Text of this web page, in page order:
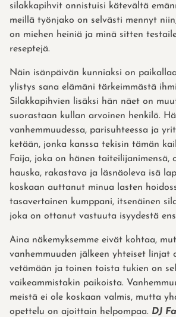
silakkapihvit onnistuisi kätevältä
meillä työnjako on selvästi mennyt
on miehen heiniä ja minä sitten
reseptejä.
Näin isänpäivän kunniaksi on
ylistys sana elämäni tärkeimmästä
Silakkapihvien lisäksi hän näet on
suorastaan kullan arvoinen henkilö.
vanhemmuudessa, parisuhteessa ja
ketään, jonka kanssa tekisin tämän
Faija, joka on hänen taiteilijanimensä,
hauska, rakastava ja läsnäoleva isä
koskaan auttanut minua lasten
tasavertainen kumppani, itsenäinen
joka on ottanut vastuuta isyydestä
Aina näkemyksemme eivät kohtaa,
vanhemmuuden jälkeen yhteiset linjat
vetämään ja toinen toista tukien on
vaikeammistakin paikoista.
meistä ei ole koskaan valmis, mutta
opettelu on ajoittain helpompaa. DJ